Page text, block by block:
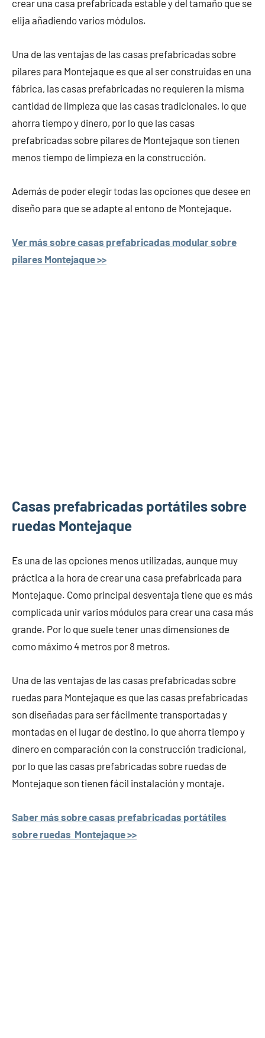
crear una casa prefabricada estable y del tamaño que se
elija añadiendo varios módulos.
Una de las ventajas de las casas prefabricadas sobre
pilares para Montejaque es que al ser construidas en una
fábrica, las casas prefabricadas no requieren la misma
cantidad de limpieza que las casas tradicionales, lo que
ahorra tiempo y dinero, por lo que las casas
prefabricadas sobre pilares de Montejaque son tienen
menos tiempo de limpieza en la construcción.
Además de poder elegir todas las opciones que desee en
diseño para que se adapte al entono de Montejaque.
Ver más sobre casas prefabricadas modular sobre
pilares Montejaque >>
Casas prefabricadas portátiles sobre
ruedas Montejaque
Es una de las opciones menos utilizadas, aunque muy
práctica a la hora de crear una casa prefabricada para
Montejaque. Como principal desventaja tiene que es más
complicada unir varios módulos para crear una casa más
grande. Por lo que suele tener unas dimensiones de
como máximo 4 metros por 8 metros.
Una de las ventajas de las casas prefabricadas sobre
ruedas para Montejaque es que las casas prefabricadas
son diseñadas para ser fácilmente transportadas y
montadas en el lugar de destino, lo que ahorra tiempo y
dinero en comparación con la construcción tradicional,
por lo que las casas prefabricadas sobre ruedas de
Montejaque son tienen fácil instalación y montaje.
Saber más sobre casas prefabricadas portátiles
sobre ruedas Montejaque >>